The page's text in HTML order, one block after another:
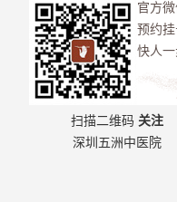
官方
预约挂
快人一
扫描二维码 关注
深圳五洲中医院